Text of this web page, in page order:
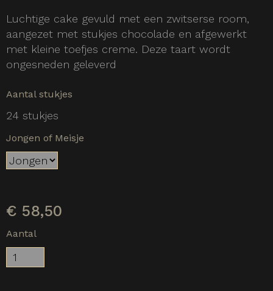
Luchtige cake gevuld met een zwitserse room,
aangezet met stukjes chocolade en afgewerkt
met kleine toefjes creme. Deze taart wordt
ongesneden geleverd
Aantal stukjes
24 stukjes
Jongen of Meisje
€ 58,50
Aantal